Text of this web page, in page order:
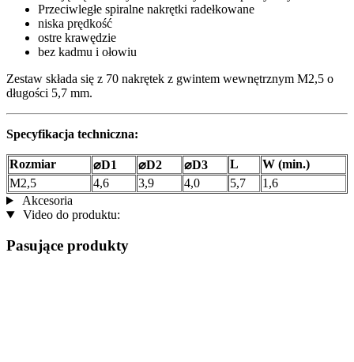
Przeciwległe spiralne nakrętki radełkowane
niska prędkość
ostre krawędzie
bez kadmu i ołowiu
Zestaw składa się z 70 nakrętek z gwintem wewnętrznym M2,5 o
długości 5,7 mm.
Specyfikacja techniczna:
Rozmiar ⌀D1 ⌀D2 ⌀D3 L
W (min.)
M2,5
4,6 3,9 4,0 5,7
1,6
Akcesoria
Video do produktu:
Pasujące produkty